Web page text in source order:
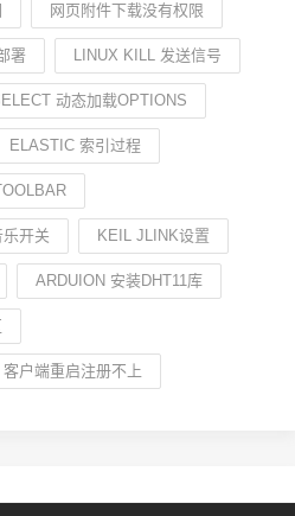
网页附件下载没有权限
署 LINUX KILL 发送信号
动态加载OPTIONS
ELASTIC 索引过程
开关 KEIL JLINK设置
ARDUION 安装DHT11库
户端重启注册不上